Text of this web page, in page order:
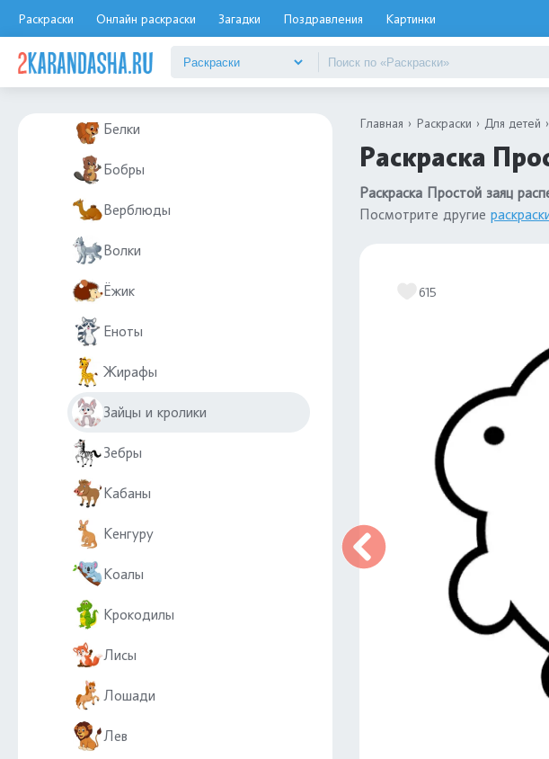
Раскраски Онлайн раскраски Загадки Поздравления Картинки
Бегемоты
Белки
Бобры
Верблюды
Волки
Ёжик
Еноты
Жирафы
Зайцы и кролики
Зебры
Кабаны
Кенгуру
Коалы
Крокодилы
Лисы
Лошади
Лев
Главная Раскраски Для детей
Раскраска
Раскраска Простой заяц
Посмотрите другие
615